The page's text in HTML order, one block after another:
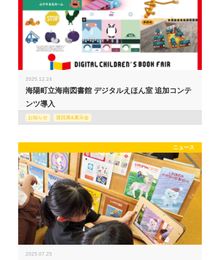
2025.12.24
海陽町立海南図書館 デジタルえほん室 追加コンテ
ンツ導入
お知らせ 巡回展&展示会
ニュース
2025.07.25